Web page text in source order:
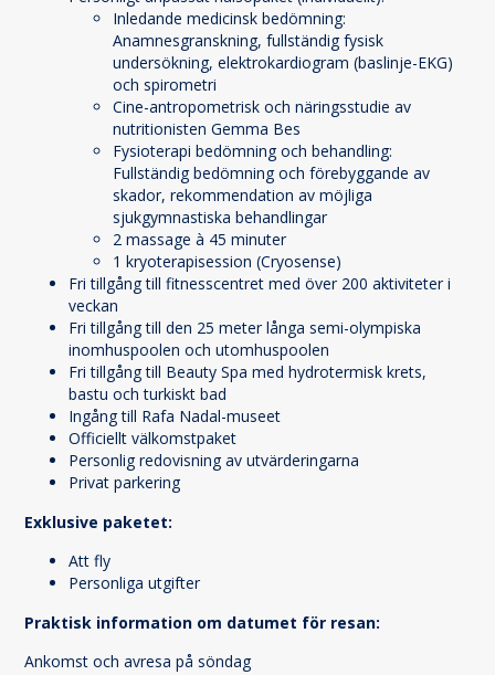
Inledande medicinsk bedömning:
Anamnesgranskning, fullständig fysisk
undersökning, elektrokardiogram (baslinje-EKG)
och spirometri
Cine-antropometrisk och näringsstudie av
nutritionisten Gemma Bes
Fysioterapi bedömning och behandling:
Fullständig bedömning och förebyggande av
skador, rekommendation av möjliga
sjukgymnastiska behandlingar
2 massage à 45 minuter
1 kryoterapisession (Cryosense)
Fri tillgång till fitnesscentret med över 200 aktiviteter i
veckan
Fri tillgång till den 25 meter långa semi-olympiska
inomhuspoolen och utomhuspoolen
Fri tillgång till Beauty Spa med hydrotermisk krets,
bastu och turkiskt bad
Ingång till Rafa Nadal-museet
Officiellt välkomstpaket
Personlig redovisning av utvärderingarna
Privat parkering
Exklusive paketet:
Att fly
Personliga utgifter
Praktisk information om datumet för resan:
Ankomst och avresa på söndag